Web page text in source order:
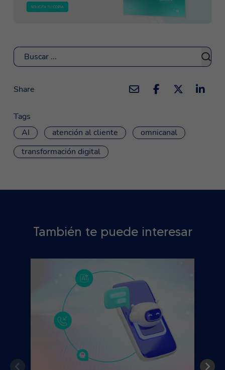
Buscar
Share
Tags
AI
atención al cliente
omnicanal
transformación digital
También te puede interesar